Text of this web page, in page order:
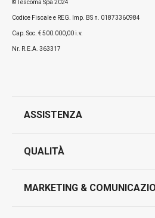
© Tescoma Spa 2024
Codice Fiscale e REG. Imp. BS n. 01873360984
Cap. Soc. € 500.000,00 i.v.
Nr. R.E.A. 363317
ASSISTENZA
contatti
QUALITÀ
MARKETING &